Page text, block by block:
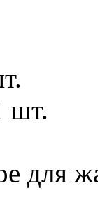
шт.
для